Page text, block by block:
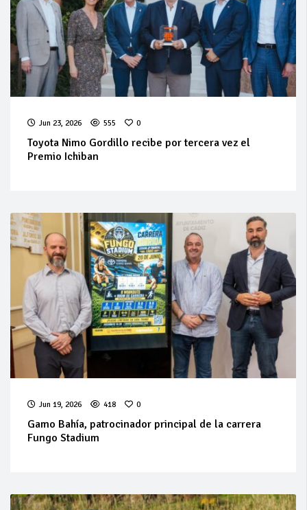
Jun 23, 2026 555 0
Toyota Nimo Gordillo recibe por tercera vez el
Premio Ichiban
Jun 19, 2026 418 0
Gamo Bahía, patrocinador principal de la carrera
Fungo Stadium